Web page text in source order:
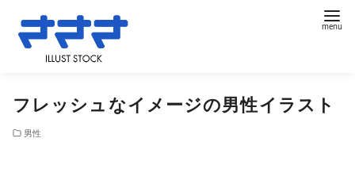
フレッシュなイメージの男性イラスト
男性